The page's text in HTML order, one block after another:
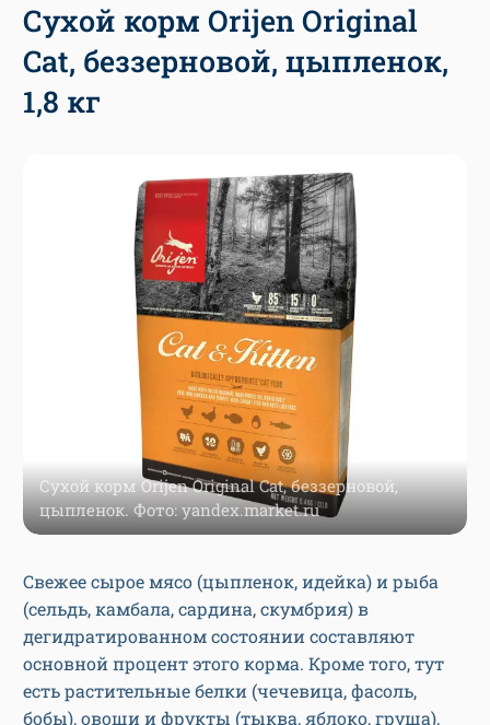
Сухой корм Orijen Original
Cat, беззерновой, цыпленок,
1,8 кг
Сухой корм Orijen Original Cat, беззерновой,
цыпленок. Фото: yandex.market.ru
Свежее сырое мясо (цыпленок, идейка) и рыба
(сельдь, камбала, сардина, скумбрия) в
дегидратированном состоянии составляют
основной процент этого корма. Кроме того, тут
есть растительные белки (чечевица, фасоль,
бобы), овощи и фрукты (тыква, яблоко, груша),